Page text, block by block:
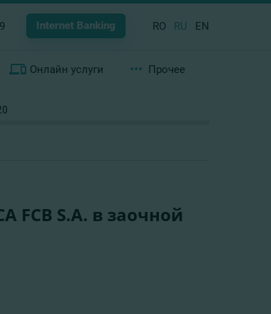
Internet Banking RO RU EN
Онлайн услуги Прочее
FCB S.A. в заочной